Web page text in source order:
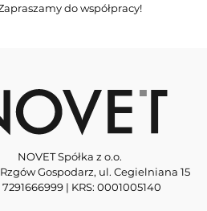
do współpracy!
NOVET Spółka z o.o.
Gospodarz, ul. Cegielniana 15
7291666999 | KRS: 0001005140